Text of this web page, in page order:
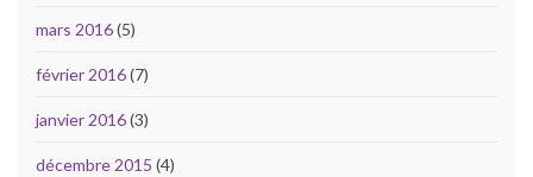
mars 2016(5)
février 2016(7)
janvier 2016(3)
décembre 2015 (4)